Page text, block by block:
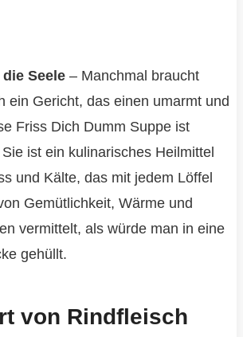
Seele– Manchmal braucht
ein Gericht, das einen umarmt und
Friss Dich Dumm Suppe ist
ist ein kulinarisches Heilmittel
und Kälte, das mit jedem Löffel
Gemütlichkeit, Wärme und
vermittelt, als würde man in eine
gehüllt.
von Rindfleisch